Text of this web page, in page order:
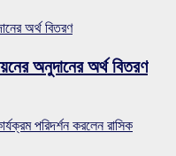
অর্থ বিতরণ
অনুদানের অর্থ বিতরণ
পরিদর্শন করলেন রাসিক